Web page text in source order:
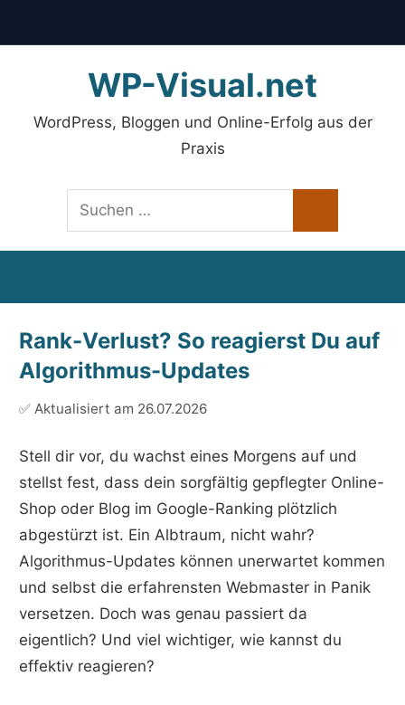
Feed
WP-Visual.net
WordPress, Bloggen und Online-Erfolg aus der
Praxis
Suchen
nach:
Rank-Verlust? So reagierst Du auf
Algorithmus-Updates
✅ Aktualisiert am 26.07.2026
Stell dir vor, du wachst eines Morgens auf und
stellst fest, dass dein sorgfältig gepflegter Online-
Shop oder Blog im Google-Ranking plötzlich
abgestürzt ist. Ein Albtraum, nicht wahr?
Algorithmus-Updates können unerwartet kommen
und selbst die erfahrensten Webmaster in Panik
versetzen. Doch was genau passiert da
eigentlich? Und viel wichtiger, wie kannst du
effektiv reagieren?